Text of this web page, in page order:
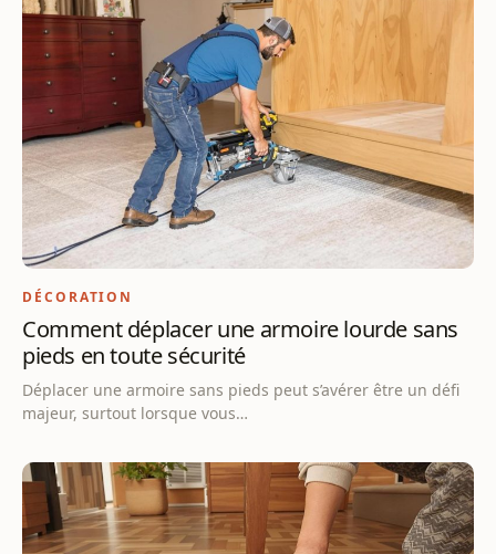
DÉCORATION
Comment déplacer une armoire lourde sans
pieds en toute sécurité
Déplacer une armoire sans pieds peut s’avérer être un défi
majeur, surtout lorsque vous…